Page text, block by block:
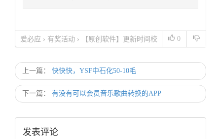
0
爱必应 › 有奖活动 › 【原创软件】更新时间校
上一篇： 快快快，YSF中石化50-10毛
下一篇： 有没有可以会员音乐歌曲转换的APP
发表评论